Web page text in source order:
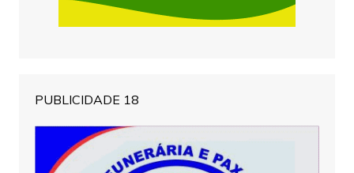
PUBLICIDADE 18